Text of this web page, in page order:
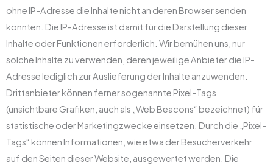
ohne IP-Adresse die Inhalte nicht an deren Browser senden
könnten. Die IP-Adresse ist damit für die Darstellung dieser
Inhalte oder Funktionen erforderlich. Wir bemühen uns, nur
solche Inhalte zu verwenden, deren jeweilige Anbieter die IP-
Adresse lediglich zur Auslieferung der Inhalte anzuwenden.
Drittanbieter können ferner sogenannte Pixel-Tags
(unsichtbare Grafiken, auch als „Web Beacons“ bezeichnet) für
statistische oder Marketingzwecke einsetzen. Durch die „Pixel-
Tags“ können Informationen, wie etwa der Besucherverkehr
auf den Seiten dieser Website, ausgewertet werden. Die